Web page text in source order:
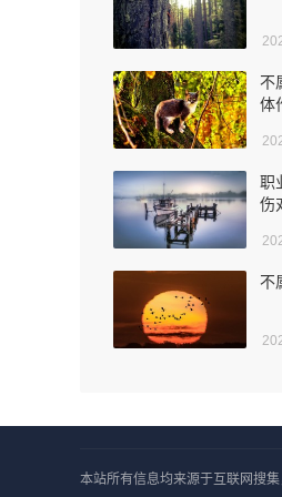
不
体
职
伤
不
本站所有信息均来源于互联网搜